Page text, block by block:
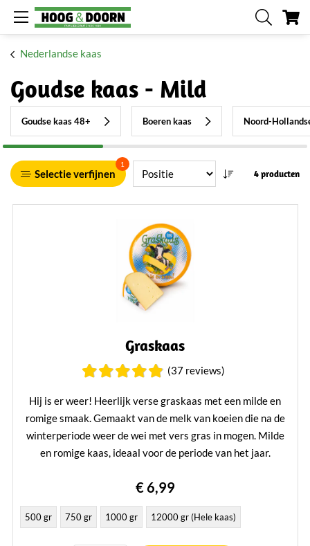
Nederlandse kaas
Goudse kaas - Mild
Goudse kaas 48+ Boeren kaas Noord-
Selectie verfijnen
1
4 producten
Graskaas
(37 reviews)
Hij is er weer! Heerlijk verse graskaas met een milde en
romige smaak. Gemaakt van de melk van koeien die na de
winterperiode weer de wei met vers gras in mogen. Milde
en romige kaas, ideaal voor de periode van het jaar.
€ 6,99
500 gr 750 gr 1000 gr 12000 gr (Hele kaas)